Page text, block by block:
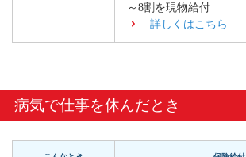
～8割を現物給付
詳しくはこちら
病気で仕事を休んだとき